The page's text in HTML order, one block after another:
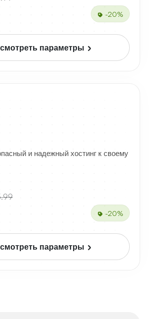
-20%
параметры
и надежный хостинг к своему
-20%
параметры